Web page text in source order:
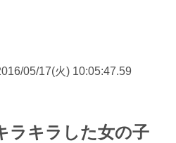
05/17(火) 10:05:47.59
ラキラした女の子